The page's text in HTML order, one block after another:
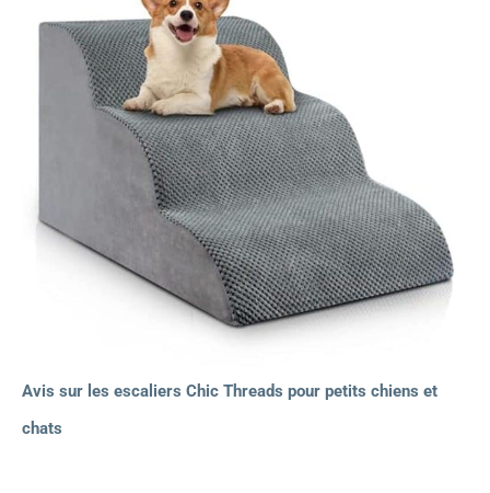
Avis sur les escaliers Chic Threads pour petits chiens et
chats